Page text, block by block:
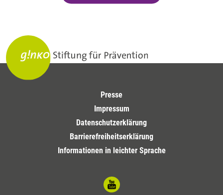
Presse
Impressum
Datenschutzerklärung
Barrierefreiheitserklärung
Informationen in leichter Sprache